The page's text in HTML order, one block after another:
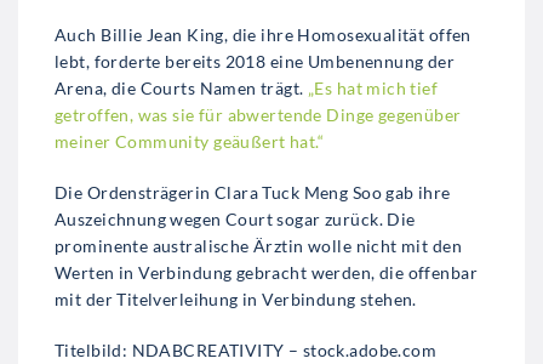
Auch Billie Jean King, die ihre Homosexualität offen
lebt, forderte bereits 2018 eine Umbenennung der
Arena, die Courts Namen trägt. „Es hat mich tief
getroffen, was sie für abwertende Dinge gegenüber
meiner Community geäußert hat.“
Die Ordensträgerin Clara Tuck Meng Soo gab ihre
Auszeichnung wegen Court sogar zurück. Die
prominente australische Ärztin wolle nicht mit den
Werten in Verbindung gebracht werden, die offenbar
mit der Titelverleihung in Verbindung stehen.
Titelbild: NDABCREATIVITY – stock.adobe.com